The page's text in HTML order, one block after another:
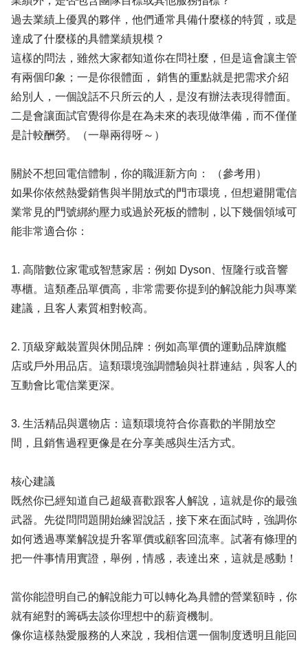
過去業績上優異的夥伴，他們通常具備什麼樣的特質，或是
達成了什麼樣的具體業績規模？
這樣的問法，雖然大家都知道你在問社麼，但是這會讓主管
有兩個印象；一是你很體面， 銷售的重點就是把需求介紹
給別人，一個說話不只所云的人，是沒有辦法表現得體面。
二是會讓面試官覺得你是在為未來的表現做準備，而不僅僅
是計較酬勞。（一舉兩得呀～）
關於不想回電信體制，你的職涯新方向： （參考用）
如果你依然熱愛銷售與半開放式的門市環境，但想避開電信
業常見的門號綁約壓力或過於死板的體制，以下幾個領域可
能非常適合你：
1. 高階數位家電或智慧家居：例如 Dyson、恆隆行或音響
專櫃。這類產品單價高，非常需要你提到的解說能力與專業
建議，且客人素質相對較高。
2. 頂級穿戴裝置與休閒品牌：例如高單價的運動品牌旗艦
店或戶外用品店。這類環境強調體驗與社群連結，與客人的
互動會比電信業更深。
3. 生活精品與選物店：這類環境符合你喜歡的半開放空
間，且銷售過程更像是在分享美感與生活方式。
核心建議
既然你已經知道自己超級喜歡跟客人解說，這就是你的最強
武器。先從問問題開始練習說話，接下來在面試時，強調你
如何透過專業解說提升客單價或顧客回流率。試著有條理的
把一件事情用實證，舉例，情感，表達出來，這就是感動！
當你能證明自己的解說能力可以轉化為具體的營業額時，你
就有絕對的籌碼去談你理想中的薪資機制。
像你這樣熱愛服務的人來說，我相信選一個制度透明且能回